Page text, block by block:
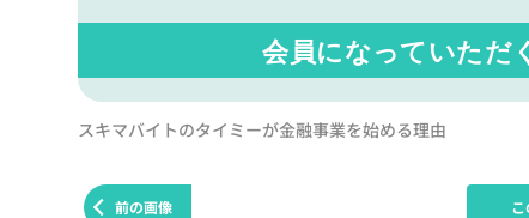
会員になっていただ
スキマバイトのタイミーが金融事業を始める理由
前の画像